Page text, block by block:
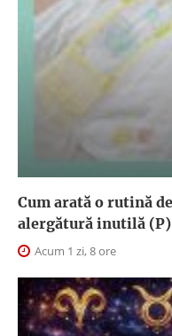
Cum arată o rutină
alergătură inutilă (P)
Acum 1 zi, 8 ore